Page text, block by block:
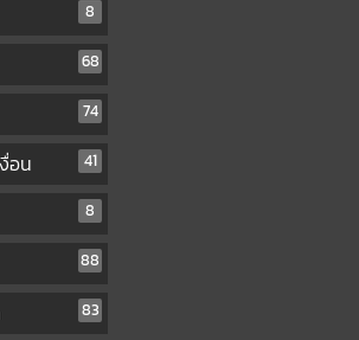
8
68
74
อน 41
8
88
83